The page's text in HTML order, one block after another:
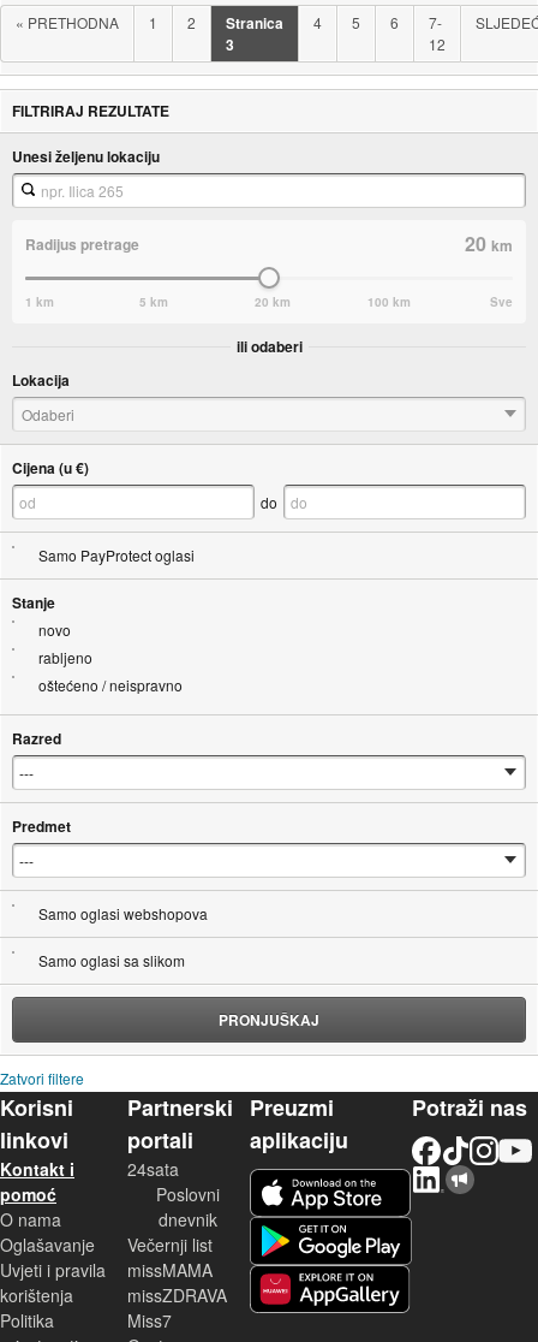
« PRETHODNA 1 2
Stranica
3
4 5 6
7-
12
FILTRIRAJ REZULTATE
Unesi željenu lokaciju
Radijus pretrage 20km
1 km 5 km 20 km 100 km Sve
ili odaberi
Lokacija
Odaberi
Cijena (u €)
do
Samo PayProtect oglasi
Stanje
novo
rabljeno
oštećeno / neispravno
Razred
Predmet
Samo oglasi webshopova
Samo oglasi sa slikom
PRONJUŠKAJ
Zatvori filtere
Korisni
linkovi
Kontakt i
pomoć
O nama
Oglašavanje
Uvjeti i pravila
korištenja
Politika
Partnerski
portali
24sata
Poslovni
dnevnik
Večernji list
missMAMA
missZDRAVA
Miss7
Preuzmi
aplikaciju
Potraži nas